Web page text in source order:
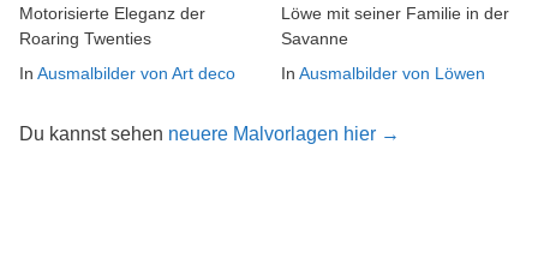
Motorisierte Eleganz der
Roaring Twenties
In Ausmalbilder von Art deco
Löwe mit seiner Familie in der
Savanne
In Ausmalbilder von Löwen
Du kannst sehen neuere Malvorlagen hier →